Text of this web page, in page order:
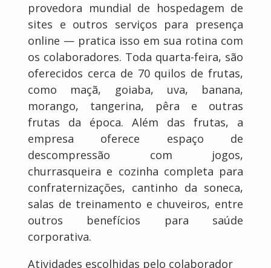
provedora mundial de hospedagem de
sites e outros serviços para presença
online — pratica isso em sua rotina com
os colaboradores. Toda quarta-feira, são
oferecidos cerca de 70 quilos de frutas,
como maçã, goiaba, uva, banana,
morango, tangerina, pêra e outras
frutas da época. Além das frutas, a
empresa oferece espaço de
descompressão com jogos,
churrasqueira e cozinha completa para
confraternizações, cantinho da soneca,
salas de treinamento e chuveiros, entre
outros benefícios para saúde
corporativa.
Atividades escolhidas pelo colaborador